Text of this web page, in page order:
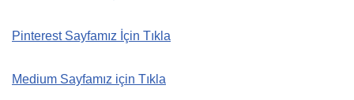
Pinterest Sayfamız İçin Tıkla
Medium Sayfamız için Tıkla